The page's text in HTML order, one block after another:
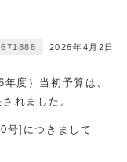
2026年4月2日
度）当初予算は、
れました。
号]につきまして